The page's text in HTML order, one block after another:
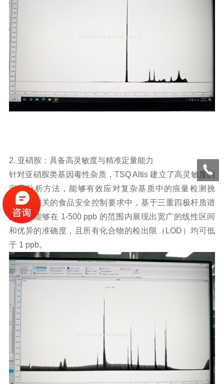
2. 亚硝胺：具备高灵敏度与精准定量能力
针对亚硝胺类基因毒性杂质，TSQ Altis 建立了高灵敏度的
定量分析方法，能够有效应对复杂基质中的痕量检测挑
战。在相关的食品安全控制要求中，基于三重四极杆质谱
的方法能够在 1-500 ppb 的范围内展现出宽广的线性区间
和优异的准确度，且所有化合物的检出限（LOD）均可低
于 1 ppb。